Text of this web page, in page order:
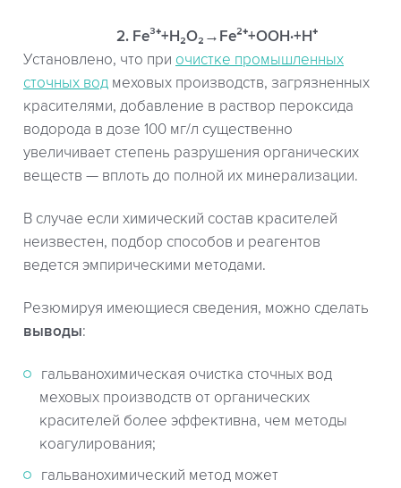
2. Fe³⁺+H₂O₂→Fe²⁺+OOH·+H⁺
Установлено, что при очистке промышленных
сточных вод меховых производств, загрязненных
красителями, добавление в раствор пероксида
водорода в дозе 100 мг/л существенно
увеличивает степень разрушения органических
веществ — вплоть до полной их минерализации.
В случае если химический состав красителей
неизвестен, подбор способов и реагентов
ведется эмпирическими методами.
Резюмируя имеющиеся сведения, можно сделать
выводы:
гальванохимическая очистка сточных вод
меховых производств от органических
красителей более эффективна, чем методы
коагулирования;
гальванохимический метод может